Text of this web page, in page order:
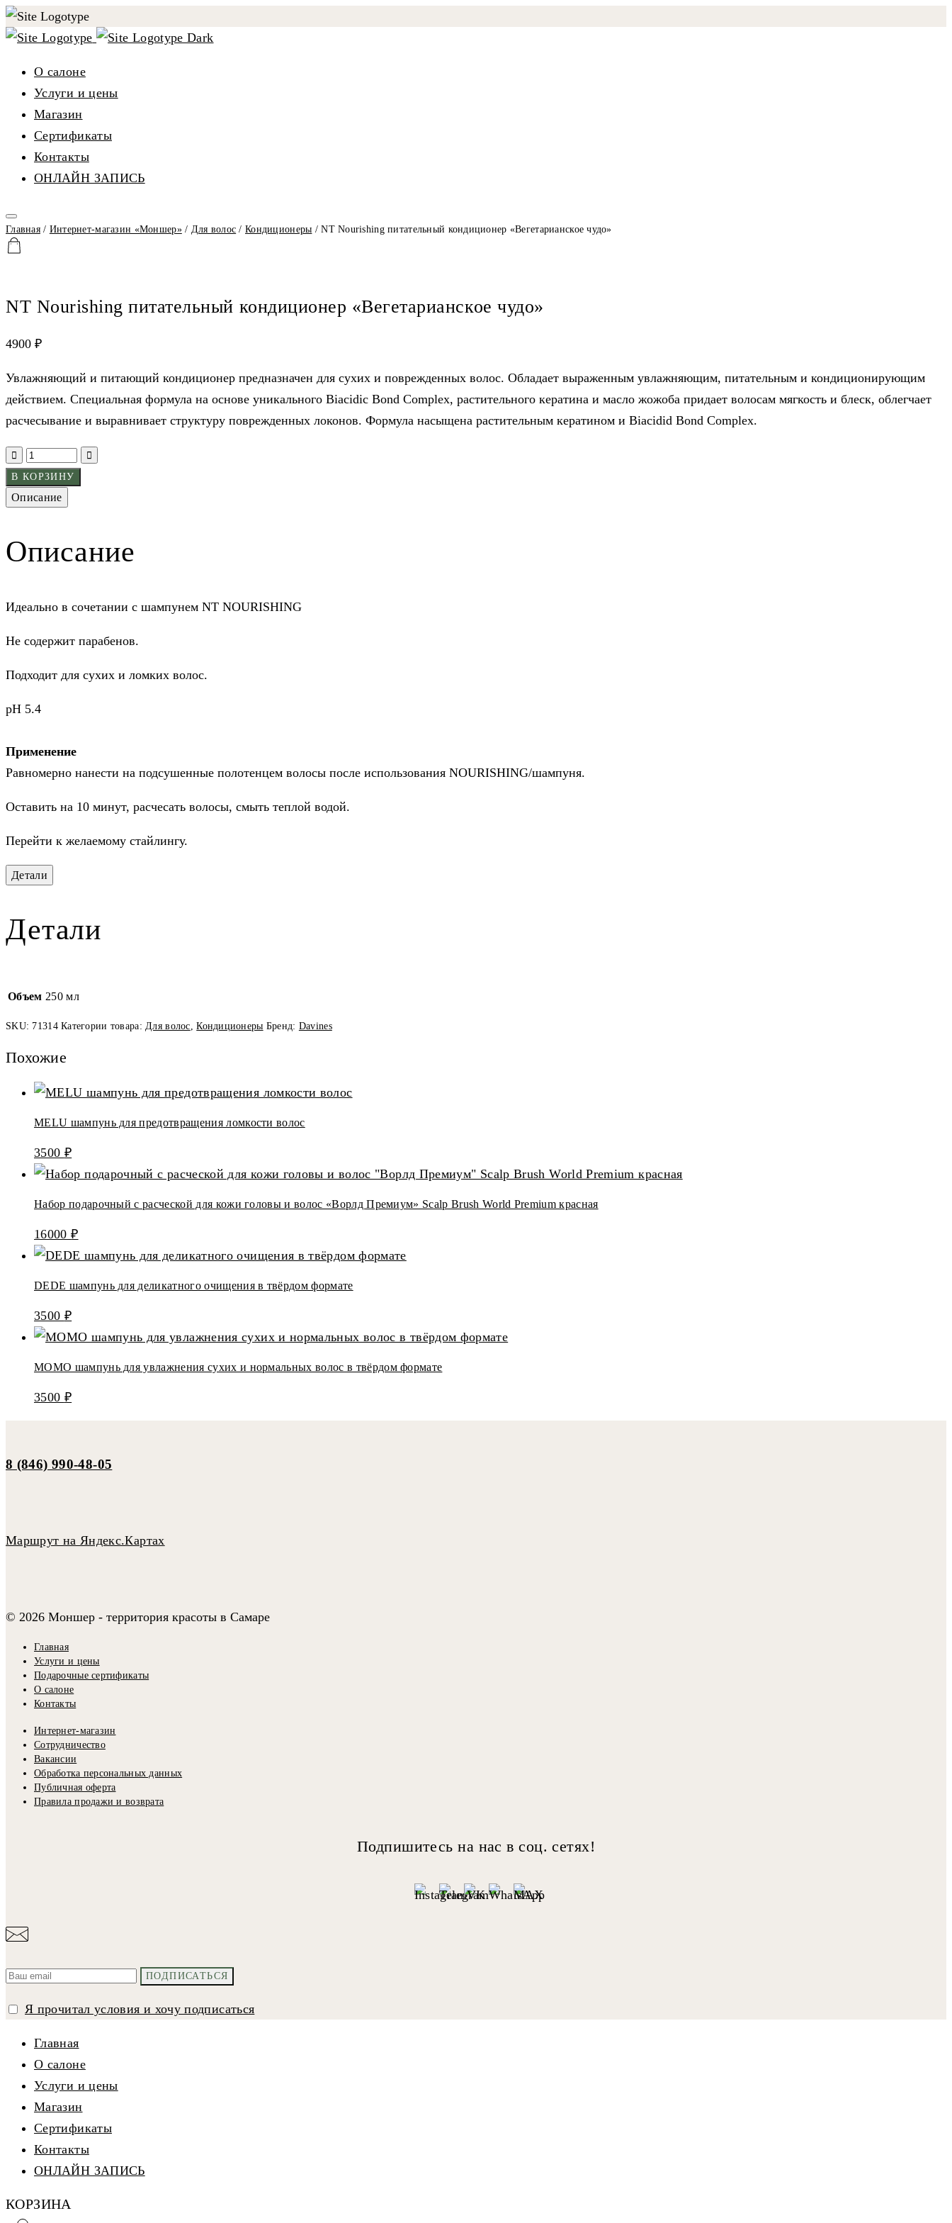
О салоне
Услуги и цены
Магазин
Сертификаты
Контакты
ОНЛАЙН ЗАПИСЬ
Главная/ Интернет-магазин «Моншер»/ Для волос /Кондиционеры / NT Nourishing питательный кондиционер «Вегетарианское чудо»
NT Nourishing питательный кондиционер «Вегетарианское чудо»
4900 ₽
Увлажняющий и питающий кондиционер предназначен для сухих и поврежденных волос. Обладает выраженным увлажняющим, питательным и кондиционирующим
действием. Специальная формула на основе уникального Biacidic Bond Complex, растительного кератина и масло жожоба придает волосам мягкость и блеск, облегчает
расчесывание и выравнивает структуру поврежденных локонов. Формула насыщена растительным кератином и Biacidid Bond Complex.
В КОРЗИНУ
Описание
Описание
Идеально в сочетании с шампунем NT NOURISHING
Не содержит парабенов.
Подходит для сухих и ломких волос.
рН 5.4
Применение
Равномерно нанести на подсушенные полотенцем волосы после использования NOURISHING/шампуня.
Оставить на 10 минут, расчесать волосы, смыть теплой водой.
Перейти к желаемому стайлингу.
Детали
Детали
Объем 250 мл
SKU: 71314 Категории товара: Для волос ,Кондиционеры Бренд: Davines
Похожие
MELU шампунь для предотвращения ломкости волос
3500 ₽
Набор подарочный с расческой для кожи головы и волос «Ворлд Премиум» Scalp Brush World Premium красная
16000₽
DEDE шампунь для деликатного очищения в твёрдом формате
3500 ₽
MOMO шампунь для увлажнения сухих и нормальных волос в твёрдом формате
3500 ₽
8 (846) 990-48-05
Маршрут на Яндекс.Картах
© 2026 Моншер - территория красоты в Самаре
Главная
Услуги и цены
Подарочные сертификаты
О салоне
Контакты
Интернет-магазин
Сотрудничество
Вакансии
Обработка персональных данных
Публичная оферта
Правила продажи и возврата
Подпишитесь на нас в соц. сетях!
Я прочитал условия и хочу подписаться
Главная
О салоне
Услуги и цены
Магазин
Сертификаты
Контакты
ОНЛАЙН ЗАПИСЬ
КОРЗИНА